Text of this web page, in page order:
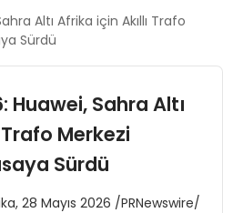
Altı Afrika için Akıllı Trafo
Sürdü
Huawei, Sahra Altı
Merkezi
Sürdü
28 Mayıs 2026 /PRNewswire/